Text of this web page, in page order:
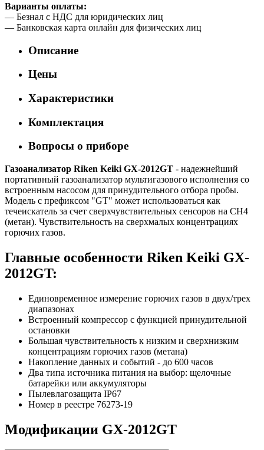
Варианты оплаты:
— Безнал с НДС для юридических лиц
— Банковская карта онлайн для физических лиц
Описание
Цены
Характеристики
Комплектация
Вопросы о приборе
Газоанализатор Riken Keiki GX-2012GT - надежнейший
портативный газоанализатор мультигазового исполнения со
встроенным насосом для принудительного отбора пробы.
Модель с префиксом "GT" может использоваться как
течеискатель за счет сверхчувствительных сенсоров на CH4
(метан). Чувствительность на сверхмалых концентрациях
горючих газов.
Главные особенности Riken Keiki GX-
2012GT:
Единовременное измерение горючих газов в двух/трех
диапазонах
Встроенный компрессор с функцией принудительной
остановки
Большая чувствительность к низким и сверхнизким
концентрациям горючих газов (метана)
Накопление данных и событий - до 600 часов
Два типа источника питания на выбор: щелочные
батарейки или аккумуляторы
Пылевлагозащита IP67
Номер в реестре 76273-19
Модификации GX-2012GT